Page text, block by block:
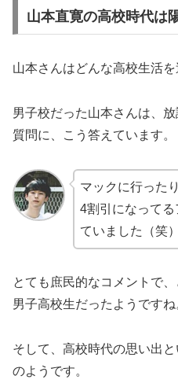
山本直寛の高校時代は
山本さんはどんな高校生活
男子校だった山本さんは、
質問に、こう答えています。
マックに行った
4割引になって
ていました（笑）
とても庶民的なコメントで
男子高校生だったようですね
そして、高校時代の思い出
のようです。